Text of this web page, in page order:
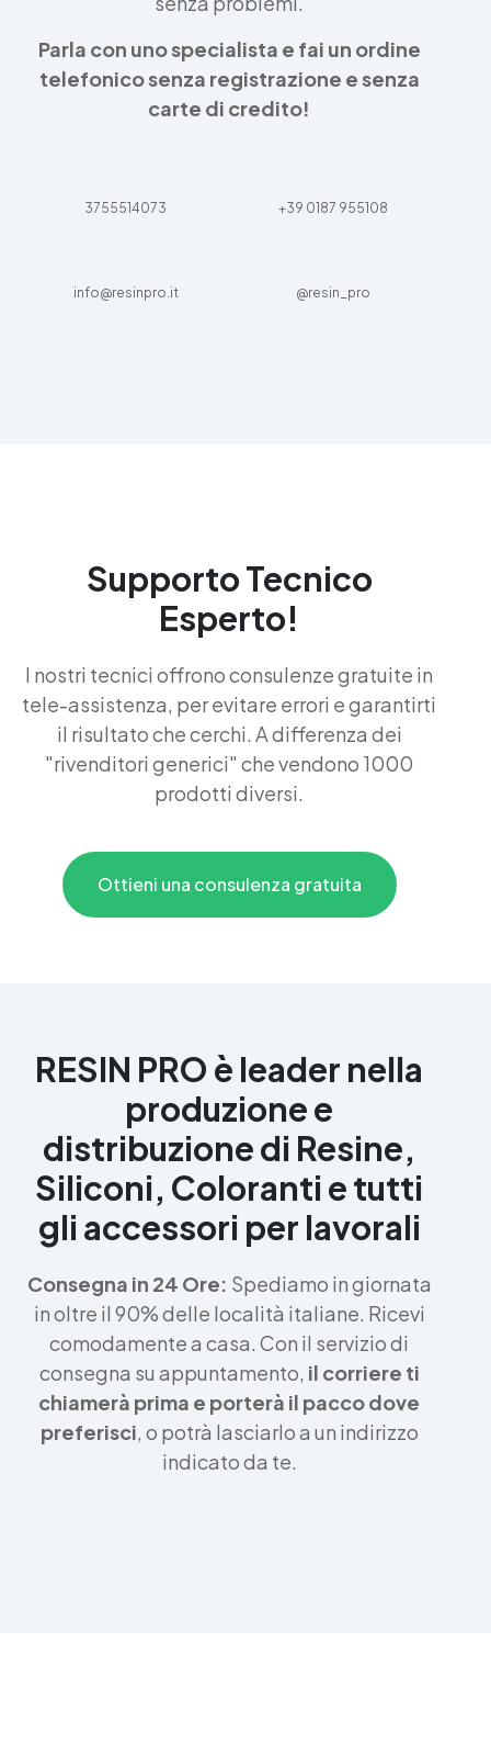
Parla con uno specialista e fai un ordine
telefonico senza registrazione e senza
carte di credito!
3755514073 +39 0187 955108
info@resinpro.it @resin_pro
Supporto Tecnico
Esperto!
I nostri tecnici offrono consulenze gratuite in
tele-assistenza, per evitare errori e garantirti
il risultato che cerchi. A differenza dei
"rivenditori generici" che vendono 1000
prodotti diversi.
Ottieni una consulenza gratuita
RESIN PRO è leader nella
produzione e
distribuzione di Resine,
Siliconi, Coloranti e tutti
gli accessori per lavorali
Consegna in 24 Ore: Spediamo in giornata
in oltre il 90% delle località italiane. Ricevi
comodamente a casa. Con il servizio di
consegna su appuntamento, il corriere ti
chiamerà prima e porterà il pacco dove
preferisci, o potrà lasciarlo a un indirizzo
indicato da te.